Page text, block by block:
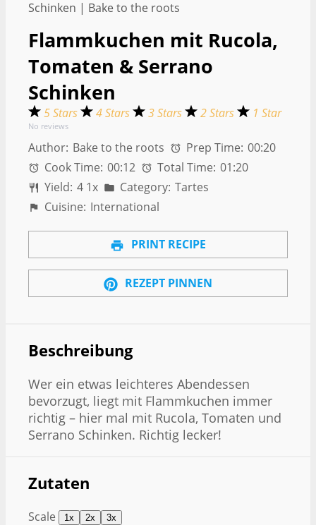
Flammkuchen mit Rucola,
Tomaten & Serrano
Schinken
5 Stars 4 Stars 3 Stars 2 Stars 1 Star
No reviews
Author: Bake to the roots Prep Time: 00:20
Cook Time: 00:12 Total Time: 01:20
Yield: 4 1x Category: Tartes
Cuisine: International
PRINT RECIPE
REZEPT PINNEN
Beschreibung
Wer ein etwas leichteres Abendessen
bevorzugt, liegt mit Flammkuchen immer
richtig – hier mal mit Rucola, Tomaten und
Serrano Schinken. Richtig lecker!
Zutaten
Scale 1x 2x 3x